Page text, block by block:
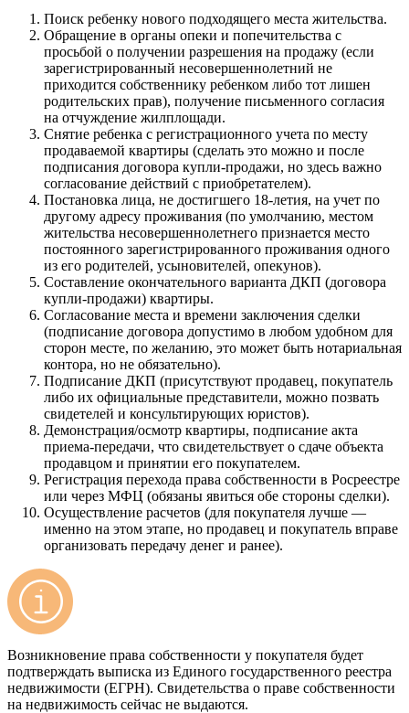
Поиск ребенку нового подходящего места жительства.
Обращение в органы опеки и попечительства с
просьбой о получении разрешения на продажу (если
зарегистрированный несовершеннолетний не
приходится собственнику ребенком либо тот лишен
родительских прав), получение письменного согласия
на отчуждение жилплощади.
Снятие ребенка с регистрационного учета по месту
продаваемой квартиры (сделать это можно и после
подписания договора купли-продажи, но здесь важно
согласование действий с приобретателем).
Постановка лица, не достигшего 18-летия, на учет по
другому адресу проживания (по умолчанию, местом
жительства несовершеннолетнего признается место
постоянного зарегистрированного проживания одного
из его родителей, усыновителей, опекунов).
Составление окончательного варианта ДКП (договора
купли-продажи) квартиры.
Согласование места и времени заключения сделки
(подписание договора допустимо в любом удобном для
сторон месте, по желанию, это может быть нотариальная
контора, но не обязательно).
Подписание ДКП (присутствуют продавец, покупатель
либо их официальные представители, можно позвать
свидетелей и консультирующих юристов).
Демонстрация/осмотр квартиры, подписание акта
приема-передачи, что свидетельствует о сдаче объекта
продавцом и принятии его покупателем.
Регистрация перехода права собственности в Росреестре
или через МФЦ (обязаны явиться обе стороны сделки).
Осуществление расчетов (для покупателя лучше —
именно на этом этапе, но продавец и покупатель вправе
организовать передачу денег и ранее).
Возникновение права собственности у покупателя будет
подтверждать выписка из Единого государственного реестра
недвижимости (ЕГРН). Свидетельства о праве собственности
на недвижимость сейчас не выдаются.